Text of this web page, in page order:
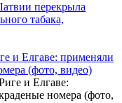
перекрыла
табака,
и Елгаве: применяли
(фото, видео)